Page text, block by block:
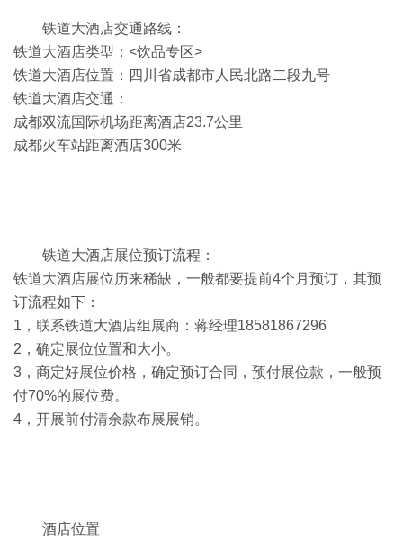
铁道大酒店交通路线：
铁道大酒店类型：<饮品专区>
铁道大酒店位置：四川省成都市人民北路二段九号
铁道大酒店交通：
成都双流国际机场距离酒店23.7公里
成都火车站距离酒店300米
铁道大酒店展位预订流程：
铁道大酒店展位历来稀缺，一般都要提前4个月预订，其预
订流程如下：
1，联系铁道大酒店组展商：蒋经理18581867296
2，确定展位位置和大小。
3，商定好展位价格，确定预订合同，预付展位款，一般预
付70%的展位费。
4，开展前付清余款布展展销。
酒店位置